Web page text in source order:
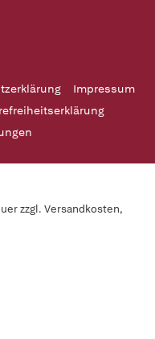
Impressum
zzgl. Versandkosten,